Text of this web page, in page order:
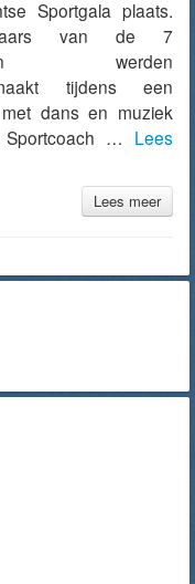
Sportgala plaats.
van de 7
werden
tijdens een
dans en muziek
Sportcoach … Lees
Lees meer